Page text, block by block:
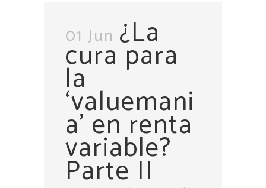
01 Jun ¿La
cura para
la
‘valuemani
a’ en renta
variable?
Parte II